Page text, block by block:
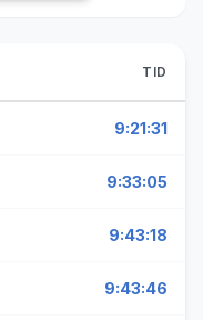
TID
9:21:31
9:33:05
9:43:18
9:43:46